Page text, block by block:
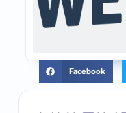
Facebook